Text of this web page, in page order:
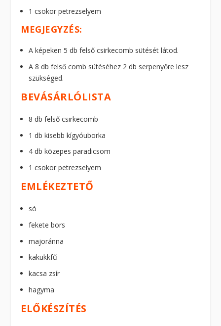
1 csokor petrezselyem
MEGJEGYZÉS:
A képeken 5 db felső csirkecomb sütését látod.
A 8 db felső comb sütéséhez 2 db serpenyőre lesz
szükséged.
BEVÁSÁRLÓLISTA
8 db felső csirkecomb
1 db kisebb kígyóuborka
4 db közepes paradicsom
1 csokor petrezselyem
EMLÉKEZTETŐ
só
fekete bors
majoránna
kakukkfű
kacsa zsír
hagyma
ELŐKÉSZÍTÉS